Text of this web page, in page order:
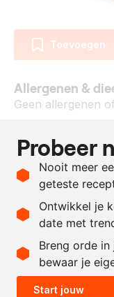
Toevoegen
Allergenen &
Geen allergenen
1 kg.
naar
Recept
-
Probeer
Nooit meer
geteste
Ontwikkel je
date met
Breng orde
bewaar je
Start jouw